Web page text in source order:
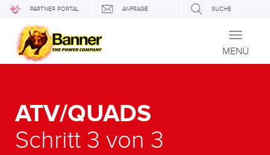
PARTNER PORTAL ANFRAGE SUCHE
Toggle
MENÜ
ATV/QUADS
Schritt 3 von 3